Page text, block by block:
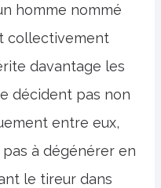
homme nommé
collectivement
davantage les
décident pas non
entre eux,
à dégénérer en
le tireur dans